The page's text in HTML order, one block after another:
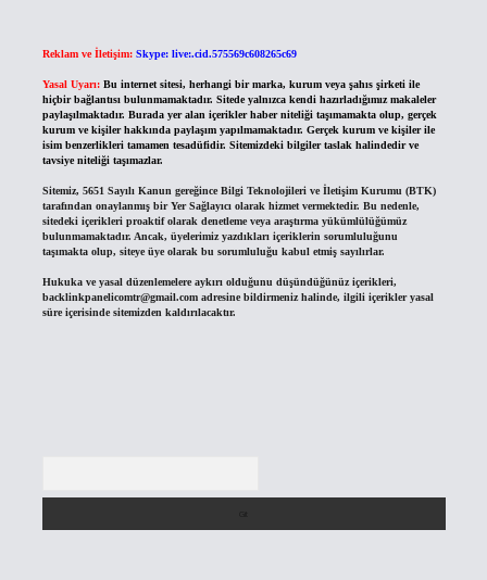
Reklam ve İletişim: Skype: live:.cid.575569c608265c69
Yasal Uyarı: Bu internet sitesi, herhangi bir marka, kurum veya şahıs şirketi ile
hiçbir bağlantısı bulunmamaktadır. Sitede yalnızca kendi hazırladığımız makaleler
paylaşılmaktadır. Burada yer alan içerikler haber niteliği taşımamakta olup, gerçek
kurum ve kişiler hakkında paylaşım yapılmamaktadır. Gerçek kurum ve kişiler ile
isim benzerlikleri tamamen tesadüfidir. Sitemizdeki bilgiler taslak halindedir ve
tavsiye niteliği taşımazlar.
Sitemiz, 5651 Sayılı Kanun gereğince Bilgi Teknolojileri ve İletişim Kurumu (BTK)
tarafından onaylanmış bir Yer Sağlayıcı olarak hizmet vermektedir. Bu nedenle,
sitedeki içerikleri proaktif olarak denetleme veya araştırma yükümlülüğümüz
bulunmamaktadır. Ancak, üyelerimiz yazdıkları içeriklerin sorumluluğunu
taşımakta olup, siteye üye olarak bu sorumluluğu kabul etmiş sayılırlar.
Hukuka ve yasal düzenlemelere aykırı olduğunu düşündüğünüz içerikleri,
backlinkpanelicomtr@gmail.comadresine bildirmeniz halinde, ilgili içerikler yasal
süre içerisinde sitemizden kaldırılacaktır.